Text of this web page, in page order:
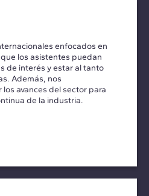
enfocados en
los asistentes puedan
de interés y estar al tanto
Además, nos
avances del sector para
de la industria.